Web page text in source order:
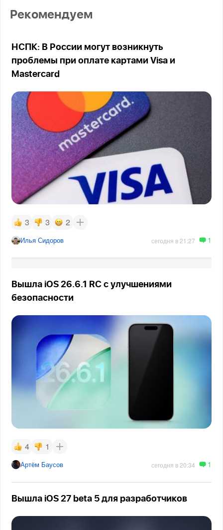
Рекомендуем
НСПК: В России могут возникнуть
проблемы при оплате картами Visa и
Mastercard
3 3 2
Илья Сидоров сегодня в 21:27 1
Вышла iOS 26.6.1 RC с улучшениями
безопасности
4 1
Артём Баусов сегодня в 20:34 1
Вышла iOS 27 beta 5 для разработчиков